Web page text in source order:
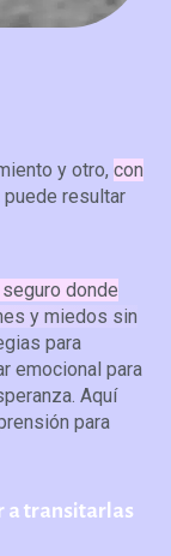
y otro,con
puede resultar
donde
y miedos sin
para
emocional para
Aquí
para
a transitarlas